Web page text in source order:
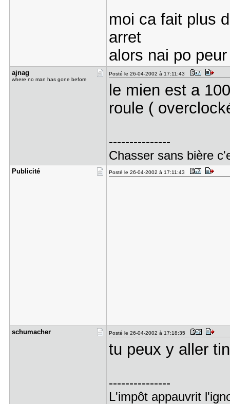
moi ca fait plus
arret
alors nai po
ajnag
where no man has gone before
Posté le 26-04-2002 à 17:11:43
le mien est a
roule (
---------------
Chasser sans bière
Publicité Posté le 26-04-2002 à 17:11:43
schumacher Posté le 26-04-2002 à 17:18:35
tu peux y aller
---------------
L'impôt appauvrit